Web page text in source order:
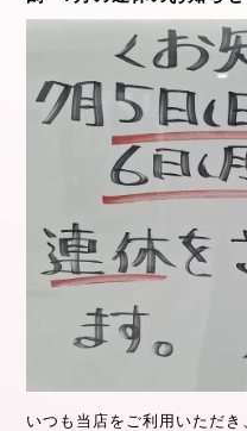
いつも当店をご利用いただき